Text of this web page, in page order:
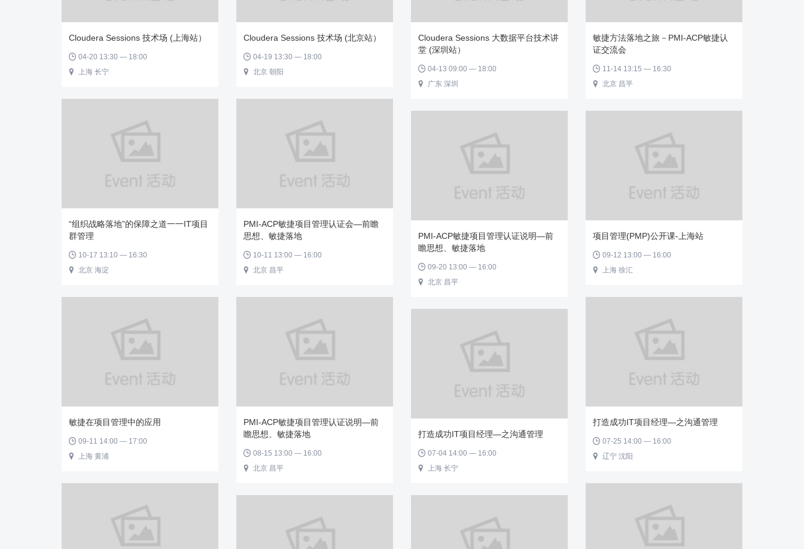
Cloudera Sessions 技术场 (上海站）
 04-20 13:30 — 18:00
 上海 长宁
Cloudera Sessions 技术场 (北京站）
 04-19 13:30 — 18:00
 北京 朝阳
Cloudera Sessions 大数据平台技术讲
堂 (深圳站）
 04-13 09:00 — 18:00
 广东 深圳
敏捷方法落地之旅－PMI-ACP敏捷认
证交流会
 11-14 13:15 — 16:30
 北京 昌平
“组织战略落地”的保障之道一一IT项目
群管理
 10-17 13:10 — 16:30
 北京 海淀
PMI-ACP敏捷项目管理认证会—前瞻
思想、敏捷落地
 10-11 13:00 — 16:00
 北京 昌平
PMI-ACP敏捷项目管理认证说明—前
瞻思想、敏捷落地
 09-20 13:00 — 16:00
 北京 昌平
项目管理(PMP)公开课-上海站
 09-12 13:00 — 16:00
 上海 徐汇
敏捷在项目管理中的应用
 09-11 14:00 — 17:00
 上海 黄浦
PMI-ACP敏捷项目管理认证说明—前
瞻思想、敏捷落地
 08-15 13:00 — 16:00
 北京 昌平
打造成功IT项目经理—之沟通管理
 07-25 14:00 — 16:00
 辽宁 沈阳
打造成功IT项目经理—之沟通管理
 07-04 14:00 — 16:00
 上海 长宁